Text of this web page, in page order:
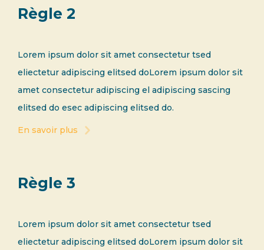
Règle 2
Lorem ipsum dolor sit amet consectetur tsed
eliectetur adipiscing elitsed doLorem ipsum dolor sit
amet consectetur adipiscing el adipiscing sascing
elitsed do esec adipiscing elitsed do.
En savoir plus
Règle 3
Lorem ipsum dolor sit amet consectetur tsed
eliectetur adipiscing elitsed doLorem ipsum dolor sit